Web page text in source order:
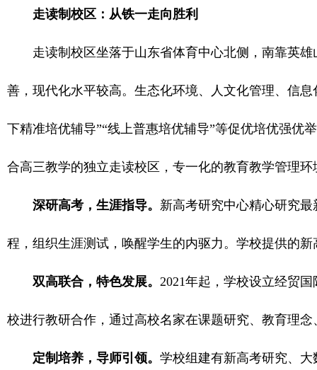
走读制校区：从铁一走向胜利
走读制校区坐落于山东省体育中心北侧，南靠英
善，现代化水平较高。生态化环境、人文化管理、信
下精准培优辅导”“线上普惠培优辅导”等促优培优强优
合高三教学的独立走读校区，专一化的教育教学管理
深研高考，生涯指导。 新高考研究中心精心研究
程，组织生涯测试，唤醒学生的内驱力。学校提供的
双高联合，特色发展。 2021年起，学校设立经贸
校进行教研合作，通过高校名家在课题研究、教育理
定制培养，导师引领。 学校组建有新高考研究、